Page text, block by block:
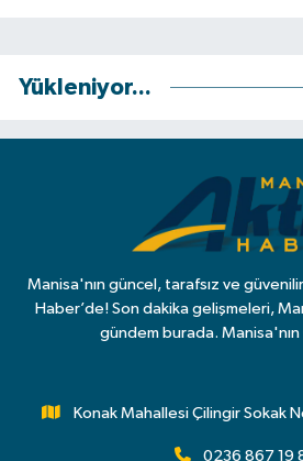
Yükleniyor...
Manisa'nın güncel, tarafsız ve
Haber’de! Son dakika gelişmeleri,
gündem burada. Manisa'nın
Konak Mahallesi Çilingir Sokak
0236 867 19